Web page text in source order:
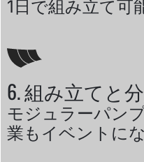
1日で組み立て可
6. 組み立てと
モジュラーパン
業もイベントに